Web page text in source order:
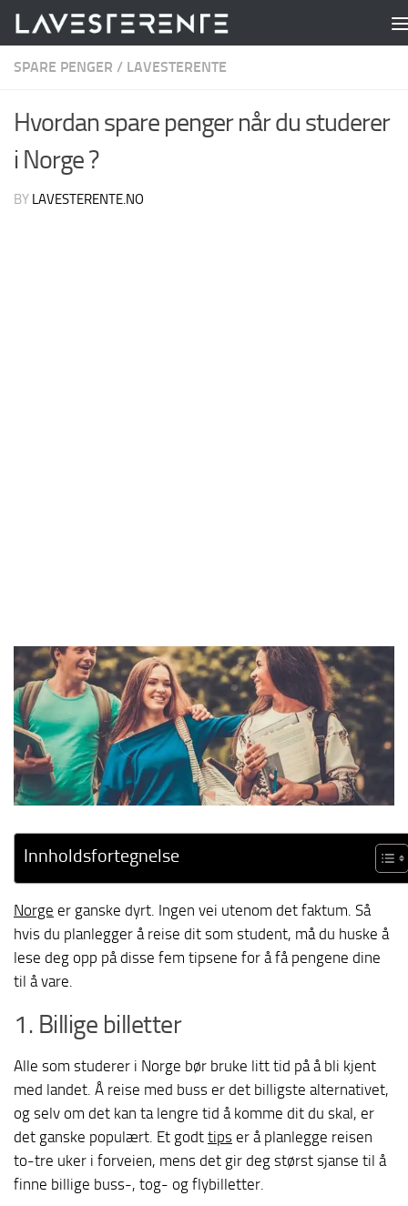
Skip to content
SPARE PENGER / LAVESTERENTE
Hvordan spare penger når du studerer
i Norge ?
BY LAVESTERENTE.NO
Innholdsfortegnelse
Norge er ganske dyrt. Ingen vei utenom det faktum. Så
hvis du planlegger å reise dit som student, må du huske å
lese deg opp på disse fem tipsene for å få pengene dine
til å vare.
1. Billige billetter
Alle som studerer i Norge bør bruke litt tid på å bli kjent
med landet. Å reise med buss er det billigste alternativet,
og selv om det kan ta lengre tid å komme dit du skal, er
det ganske populært. Et godt tips er å planlegge reisen
to-tre uker i forveien, mens det gir deg størst sjanse til å
finne billige buss-, tog- og flybilletter.